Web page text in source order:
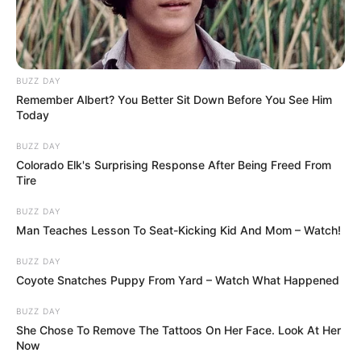
és az intézményi önvédelem között.
A tanulság kegyetlenül egyszerű
Az öt uniós nagyhatalom javaslata mögött
egyetlen nagyon világos tanulság áll: a
demokráciát és a jogállamot nem elég a belépés
pillanatában ellenőrizni. Folyamatosan védeni kell.
bizonyította, hogy egy tagállam belülről is képes
gyengíteni a közösséget. Nem kilépéssel, nem nyílt
szakítással, hanem vétókkal, jogállamisági vitákkal,
politikai zsarolással, kommunikációs háborúval és a
közös szabályok határainak folyamatos
feszegetésével.
BUZZ DAY
Remember Albert? You Better Sit Down Before You See Him
Today
BUZZ DAY
Colorado Elk's Surprising Response After Being Freed From
Tire
BUZZ DAY
Man Teaches Lesson To Seat-Kicking Kid And Mom – Watch!
BUZZ DAY
Coyote Snatches Puppy From Yard – Watch What Happened
BUZZ DAY
She Chose To Remove The Tattoos On Her Face. Look At Her
Now